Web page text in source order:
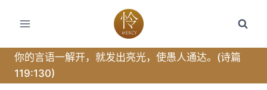
你的言语一解开，就发出亮光，使愚人通达。(诗篇
119:130)